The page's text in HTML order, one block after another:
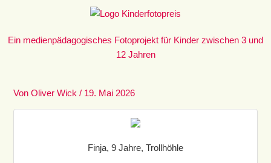
springen
Ein medienpädagogisches Fotoprojekt für Kinder zwischen 3 und
12 Jahren
VonOliver Wick/ 19. Mai 2026
Finja, 9 Jahre, Trollhöhle